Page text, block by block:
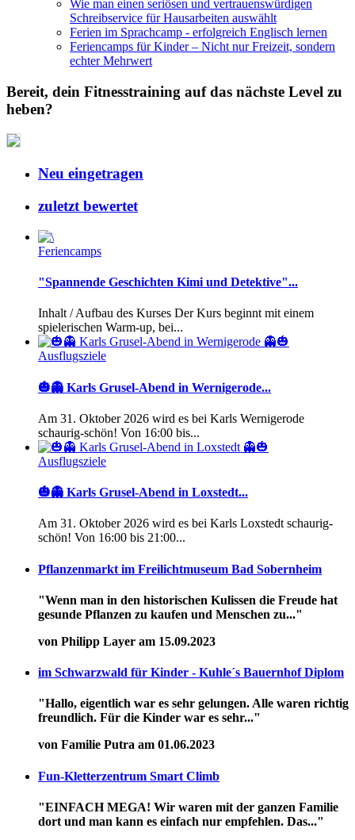
Wie man einen seriösen und vertrauenswürdigen
Schreibservice für Hausarbeiten auswählt
Ferien im Sprachcamp - erfolgreich Englisch lernen
Feriencamps für Kinder – Nicht nur Freizeit, sondern
echter Mehrwert
Bereit, dein Fitnesstraining auf das nächste Level zu
heben?
Neu eingetragen
zuletzt bewertet
Feriencamps
"Spannende Geschichten Kimi und Detektive"...
Inhalt / Aufbau des Kurses Der Kurs beginnt mit einem
spielerischen Warm-up, bei...
Ausflugsziele
🎃👻 Karls Grusel-Abend in Wernigerode...
Am 31. Oktober 2026 wird es bei Karls Wernigerode
schaurig-schön! Von 16:00 bis...
Ausflugsziele
🎃👻 Karls Grusel-Abend in Loxstedt...
Am 31. Oktober 2026 wird es bei Karls Loxstedt schaurig-
schön! Von 16:00 bis 21:00...
Pflanzenmarkt im Freilichtmuseum Bad Sobernheim
"Wenn man in den historischen Kulissen die Freude hat
gesunde Pflanzen zu kaufen und Menschen zu..."
von Philipp Layer am 15.09.2023
im Schwarzwald für Kinder - Kuhle´s Bauernhof Diplom
"Hallo, eigentlich war es sehr gelungen. Alle waren richtig
freundlich. Für die Kinder war es sehr..."
von Familie Putra am 01.06.2023
Fun-Kletterzentrum Smart Climb
"EINFACH MEGA! Wir waren mit der ganzen Familie
dort und man kann es einfach nur empfehlen. Das..."